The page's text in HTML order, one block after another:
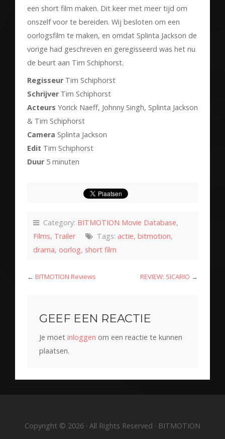
een short film maken. Dit keer met meer tijd om
onszelf voor te bereiden. Wij besloten om een
oorlogsfilm te maken, en omdat Splinta Jackson de
vorige had geschreven en geregisseerd was het nu
de beurt aan Tim Schiphorst.
Regisseur Tim Schiphorst
Schrijver Tim Schiphorst
Acteurs Yorick Naeff, Johnny Singh, Splinta Jackson
& Tim Schiphorst
Camera Splinta Jackson
Edit Tim Schiphorst
Duur 5 minuten
Category: BITMOTION Movie Database,
Films, Trailer Tags: actie, bitmotion,
drama, oorlog, short film
← BITMOTION Reviews REVIEW: SICARIO →
GEEF EEN REACTIE
Je moet inloggen om een reactie te kunnen
plaatsen.
Copyright © 2026 · All Rights Reserved · BITMOTION